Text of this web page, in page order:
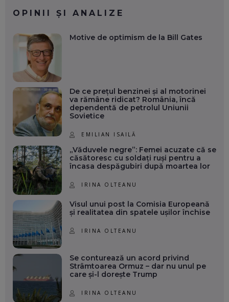
OPINII ȘI ANALIZE
Motive de optimism de la Bill Gates
De ce prețul benzinei și al motorinei
va rămâne ridicat? România, încă
dependentă de petrolul Uniunii
Sovietice
EMILIAN ISAILĂ
„Văduvele negre”: Femei acuzate că se
căsătoresc cu soldați ruși pentru a
încasa despăgubiri după moartea lor
IRINA OLTEANU
Visul unui post la Comisia Europeană
și realitatea din spatele ușilor închise
IRINA OLTEANU
Se conturează un acord privind
Strâmtoarea Ormuz – dar nu unul pe
care și-l dorește Trump
IRINA OLTEANU